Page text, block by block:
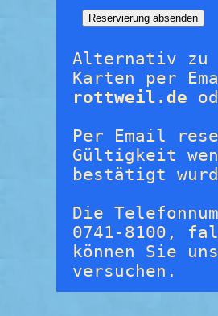
Alternativ zu
Karten per
rottweil.de
Per Email
Gültigkeit
bestätigt
Die
0741-8100,
können Sie
versuchen.